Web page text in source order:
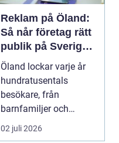
Reklam på Öland:
Så når företag rätt
publik på Sveriges
solsäkraste ö
Öland lockar varje år
hundratusentals
besökare, från
barnfamiljer och
natur&au...
02 juli 2026